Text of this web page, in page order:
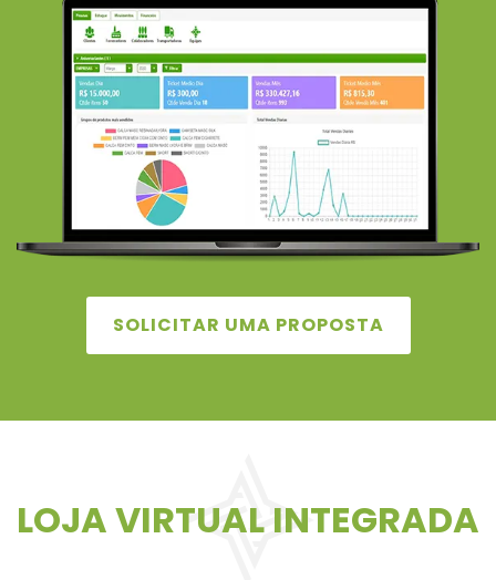
SOLICITAR UMA PROPOSTA
LOJA VIRTUAL INTEGRADA